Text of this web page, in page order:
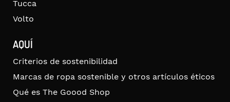
Tucca
Volto
AQUÍ
Criterios de sostenibilidad
Marcas de ropa sostenible y otros artículos éticos
Qué es The Goood Shop